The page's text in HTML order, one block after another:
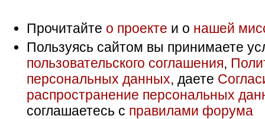
Прочитайте о проекте и о нашей
Пользуясь сайтом вы принимаете
пользовательского соглашения,
персональных данных, даете
распространение персональных
соглашаетесь с правилами форума